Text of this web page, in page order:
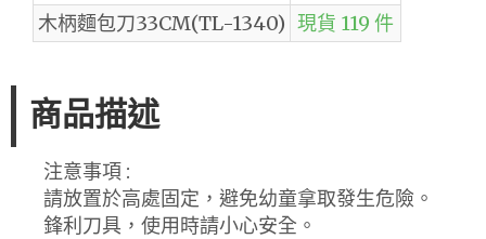
木柄麵包刀33CM(TL-1340) 現貨 119 件
商品描述
注意事項 :
請放置於高處固定，避免幼童拿取發生危險。
鋒利刀具，使用時請小心安全。